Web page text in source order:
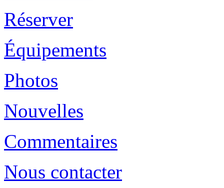
Réserver
Équipements
Photos
Nouvelles
Commentaires
Nous contacter